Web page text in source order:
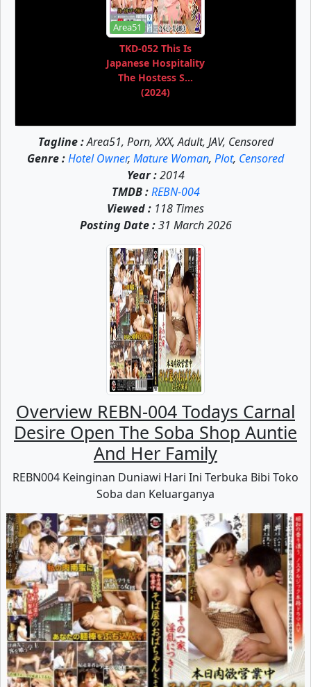
Area51
TKD-052 This Is
Japanese Hospitality
The Hostess S...
(2024)
Tagline :Area51, Porn, XXX, Adult, JAV, Censored
Genre :Hotel Owner, Mature Woman, Plot, Censored
Year :2014
TMDB : REBN-004
Viewed : 118 Times
Posting Date :31 March 2026
Overview REBN-004 Todays Carnal
Desire Open The Soba Shop Auntie
And Her Family
REBN004 Keinginan Duniawi Hari Ini Terbuka Bibi Toko
Soba dan Keluarganya